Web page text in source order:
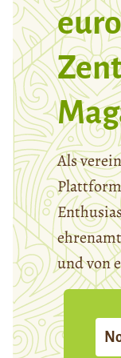
Als
und von